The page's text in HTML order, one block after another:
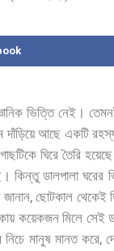
ভিত্তি নেই।
দাঁড়িয়ে আছে একটি
গাছটিকে ঘিরে তৈরি হয়েছে
কিন্তু ডালপালা ঘরের
জানান,ছোটকাল থেকেই
কয়েকজন মিলে সেই
নিচে মানুষ মানত করে,